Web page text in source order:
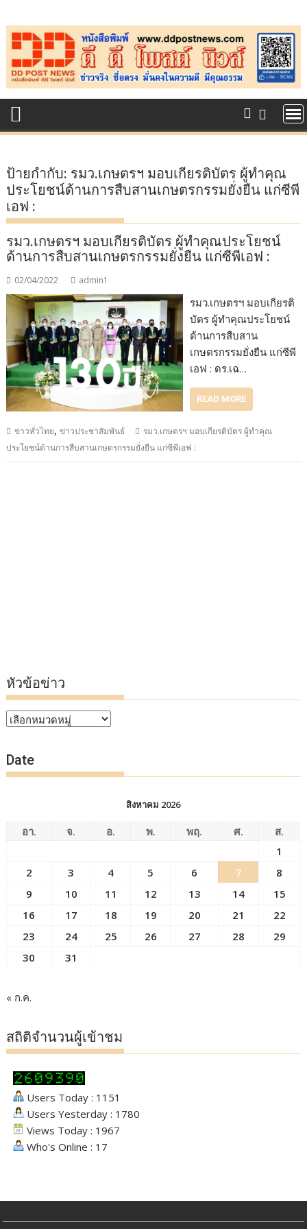
to
content
ป้ายกำกับ: รมว.เกษตรฯ มอบเกียรติบัตร ผู้ทำคุณ
ประโยชน์ด้านการสืบสานเกษตรกรรมยั่งยืน แก่ซีพี
เอฟ :
รมว.เกษตรฯ มอบเกียรติบัตร ผู้ทำคุณประโยชน์
ด้านการสืบสานเกษตรกรรมยั่งยืน แก่ซีพีเอฟ :
02/04/2022 admin1
รมว.เกษตรฯ มอบเกียรติ
บัตร ผู้ทำคุณประโยชน์
ด้านการสืบสาน
เกษตรกรรมยั่งยืน แก่ซีพี
เอฟ : ดร.เฉ…
READ MORE
ข่าวทั่วไทย,ข่าวประชาสัมพันธ์
รมว.เกษตรฯ มอบเกียรติบัตร ผู้ทำคุณ
ประโยชน์ด้านการสืบสานเกษตรกรรมยั่งยืน แก่ซีพีเอฟ :
หัวข้อข่าว
หัวข้อ
Date
สิงหาคม 2026
อา. จ. อ. พ. พฤ. ศ.
ส.
1
2
3 4 5 6 7
8
9
10 11 12 13 14
15
16
17 18 19 20 21
22
23
24 25 26 27 28
29
30
31
« ก.ค.
สถิติจำนวนผู้เข้าชม
Users Today : 1151
Users Yesterday : 1780
Views Today : 1967
Who's Online : 17